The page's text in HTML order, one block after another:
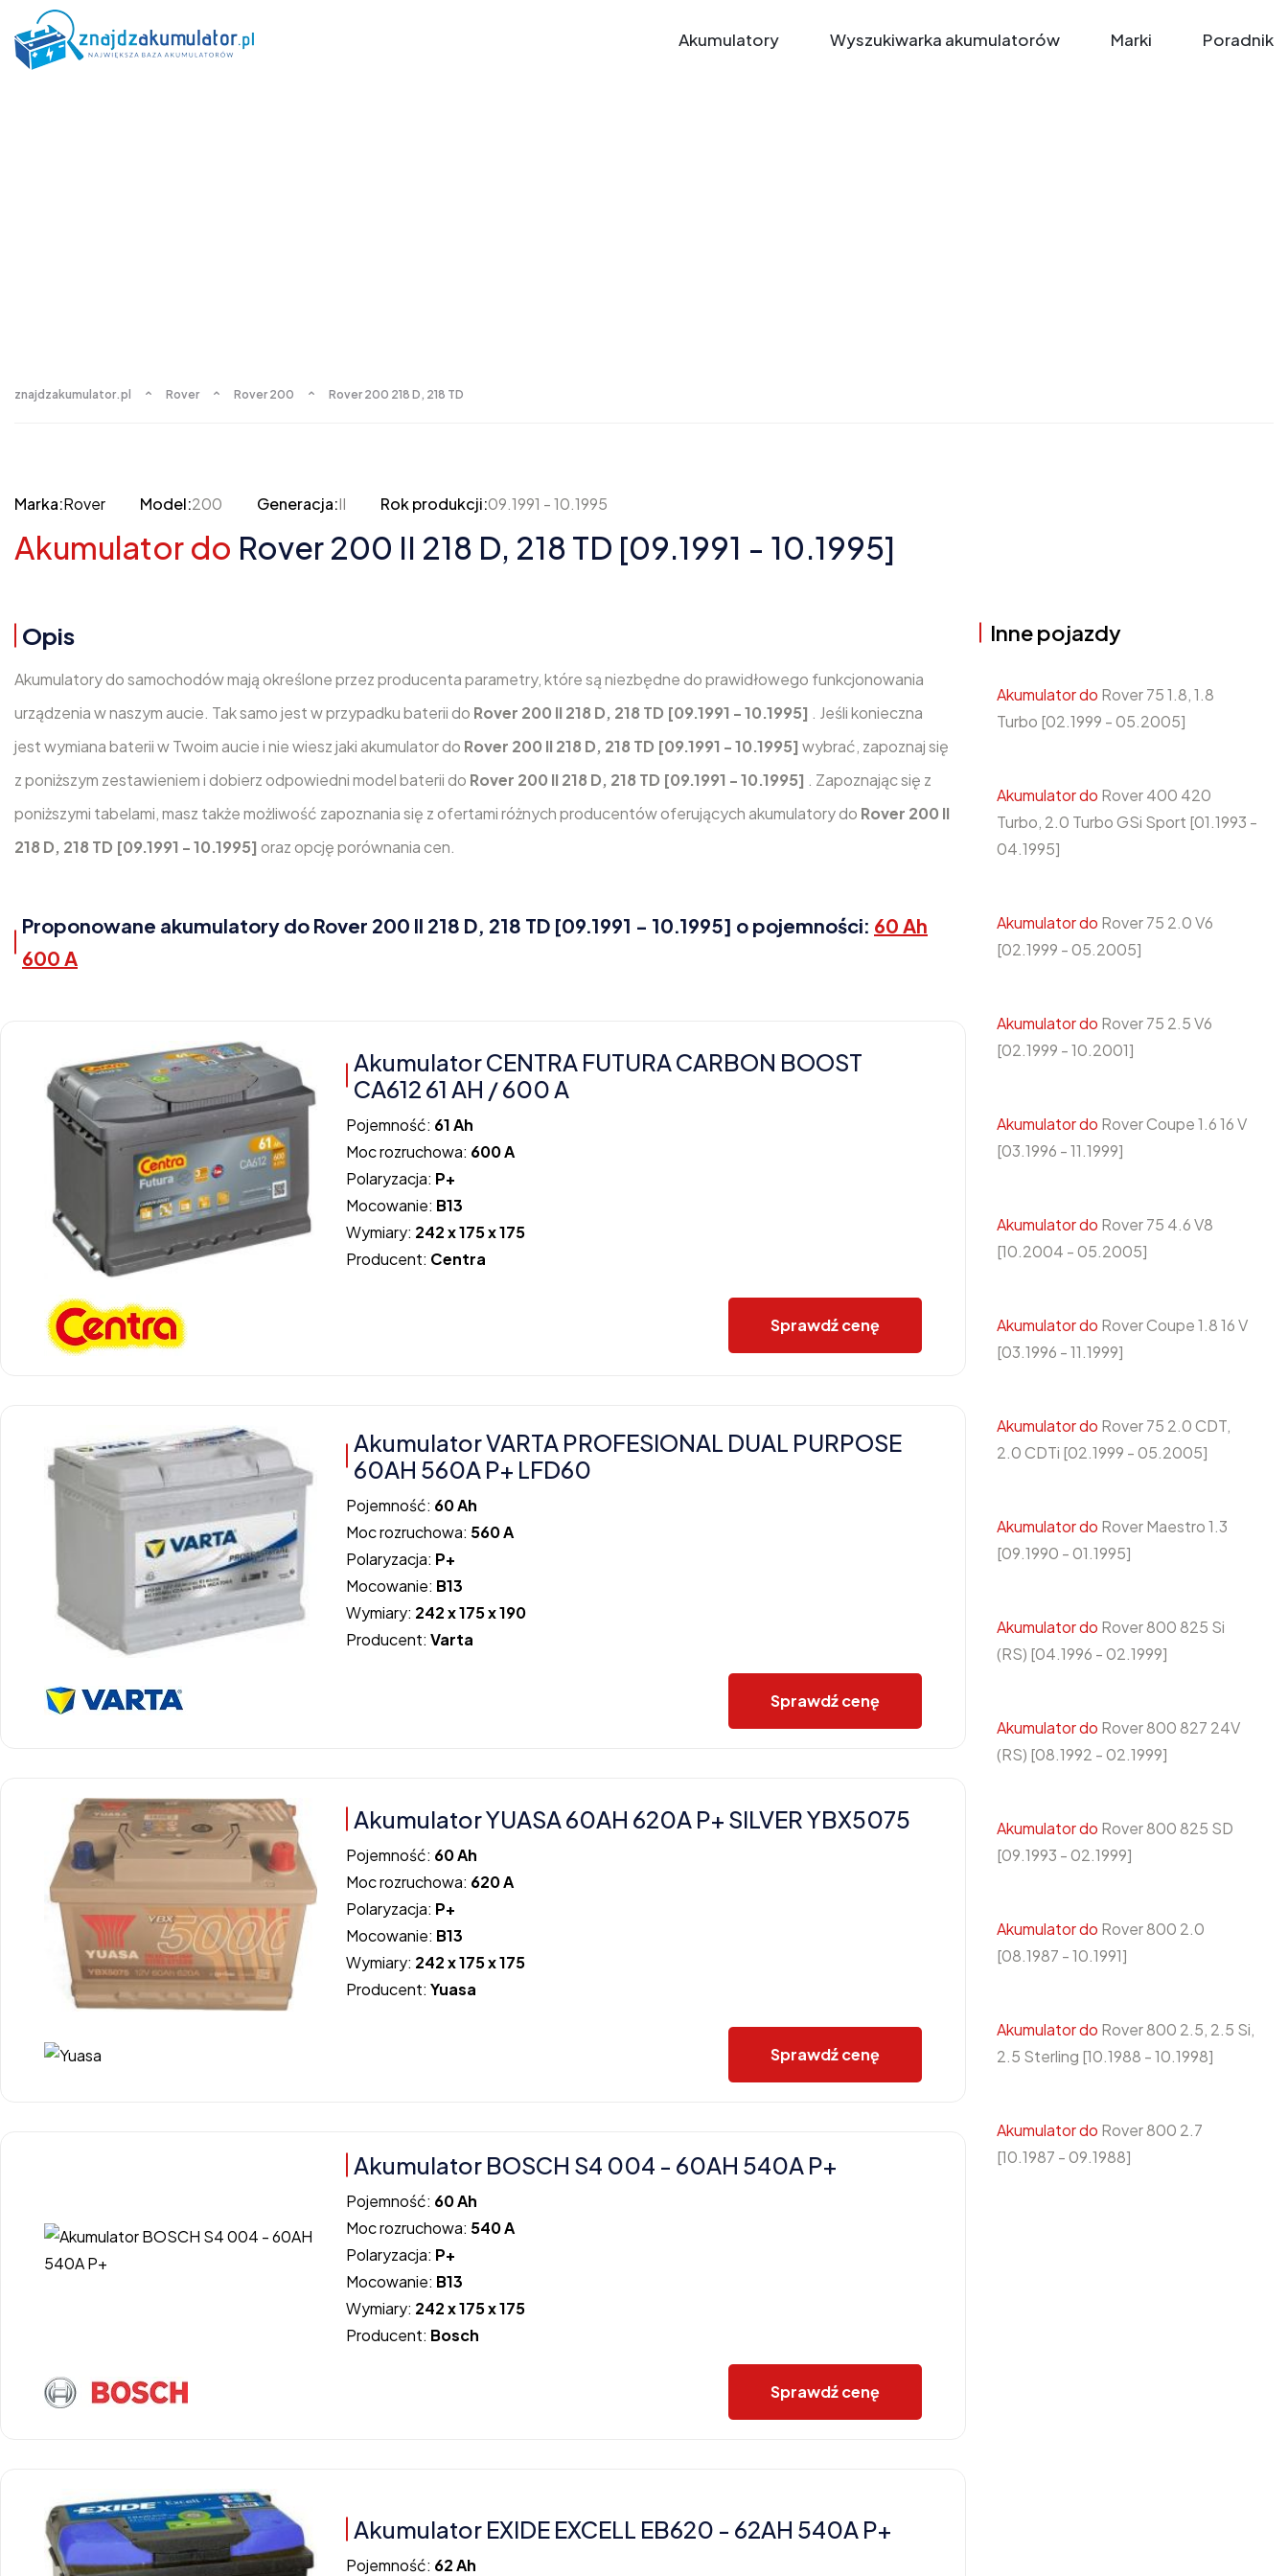
Akumulatory Wyszukiwarka akumulatorów Marki Poradnik
znajdzakumulator.pl Rover Rover 200 Rover 200 218 D, 218 TD
Marka:Rover Model:200 Generacja:II Rok produkcji:09.1991 - 10.1995
Akumulator do Rover 200 II 218 D, 218 TD [09.1991 - 10.1995]
Opis
Akumulatory do samochodów mają określone przez producenta parametry, które są niezbędne do prawidłowego funkcjonowania
urządzenia w naszym aucie. Tak samo jest w przypadku baterii do Rover 200 II 218 D, 218 TD [09.1991 - 10.1995] . Jeśli konieczna
jest wymiana baterii w Twoim aucie i nie wiesz jaki akumulator do Rover 200 II 218 D, 218 TD [09.1991 - 10.1995] wybrać, zapoznaj się
z poniższym zestawieniem i dobierz odpowiedni model baterii do Rover 200 II 218 D, 218 TD [09.1991 - 10.1995] . Zapoznając się z
poniższymi tabelami, masz także możliwość zapoznania się z ofertami różnych producentów oferujących akumulatory do Rover 200 II
218 D, 218 TD [09.1991 - 10.1995] oraz opcję porównania cen.
Proponowane akumulatory do Rover 200 II 218 D, 218 TD [09.1991 - 10.1995] o pojemności: 60 Ah
600 A
Akumulator CENTRA FUTURA CARBON BOOST
CA612 61 AH / 600 A
Pojemność: 61 Ah
Moc rozruchowa: 600 A
Polaryzacja: P+
Mocowanie: B13
Wymiary: 242 x 175 x 175
Producent: Centra
Sprawdź cenę
Akumulator VARTA PROFESIONAL DUAL PURPOSE
60AH 560A P+ LFD60
Pojemność: 60 Ah
Moc rozruchowa: 560 A
Polaryzacja: P+
Mocowanie: B13
Wymiary: 242 x 175 x 190
Producent:Varta
Sprawdź cenę
Akumulator YUASA 60AH 620A P+ SILVER YBX5075
Pojemność: 60 Ah
Moc rozruchowa: 620 A
Polaryzacja: P+
Mocowanie: B13
Wymiary: 242 x 175 x 175
Producent:Yuasa
Sprawdź cenę
Akumulator BOSCH S4 004 - 60AH 540A P+
Pojemność: 60 Ah
Moc rozruchowa: 540 A
Polaryzacja: P+
Mocowanie: B13
Wymiary: 242 x 175 x 175
Producent: Bosch
Sprawdź cenę
Akumulator EXIDE EXCELL EB620 - 62AH 540A P+
Pojemność: 62 Ah
Inne pojazdy
Akumulator do Rover 75 1.8, 1.8
Turbo [02.1999 - 05.2005]
Akumulator do Rover 400 420
Turbo, 2.0 Turbo GSi Sport [01.1993 -
04.1995]
Akumulator do Rover 75 2.0 V6
[02.1999 - 05.2005]
Akumulator do Rover 75 2.5 V6
[02.1999 - 10.2001]
Akumulator do Rover Coupe 1.6 16 V
[03.1996 - 11.1999]
Akumulator do Rover 75 4.6 V8
[10.2004 - 05.2005]
Akumulator do Rover Coupe 1.8 16 V
[03.1996 - 11.1999]
Akumulator do Rover 75 2.0 CDT,
2.0 CDTi [02.1999 - 05.2005]
Akumulator do Rover Maestro 1.3
[09.1990 - 01.1995]
Akumulator do Rover 800 825 Si
(RS) [04.1996 - 02.1999]
Akumulator do Rover 800 827 24V
(RS) [08.1992 - 02.1999]
Akumulator do Rover 800 825 SD
[09.1993 - 02.1999]
Akumulator do Rover 800 2.0
[08.1987 - 10.1991]
Akumulator do Rover 800 2.5, 2.5 Si,
2.5 Sterling [10.1988 - 10.1998]
Akumulator do Rover 800 2.7
[10.1987 - 09.1988]